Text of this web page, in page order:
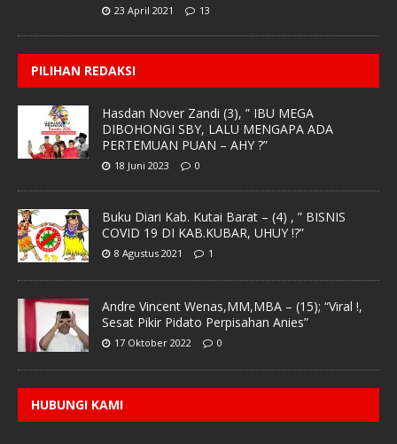
23 April 2021 13
PILIHAN REDAKSI
Hasdan Nover Zandi (3), ” IBU MEGA
DIBOHONGI SBY, LALU MENGAPA ADA
PERTEMUAN PUAN – AHY ?”
18 Juni 2023 0
Buku Diari Kab. Kutai Barat – (4) , ” BISNIS
COVID 19 DI KAB.KUBAR, UHUY !?”
8 Agustus 2021 1
Andre Vincent Wenas,MM,MBA – (15); “Viral !,
Sesat Pikir Pidato Perpisahan Anies”
17 Oktober 2022 0
HUBUNGI KAMI